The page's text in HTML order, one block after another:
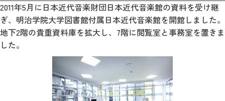
2011年5月に日本近代音楽財団日本近代音楽館の資料を受け継
ぎ、明治学院大学図書館付属日本近代音楽館を開館しました。
地下2階の貴重資料庫を拡大し、7階に閲覧室と事務室を置きま
した。